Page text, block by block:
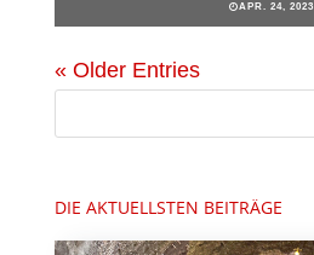
APR. 24, 2023
« Older Entries
DIE AKTUELLSTEN BEITRÄGE